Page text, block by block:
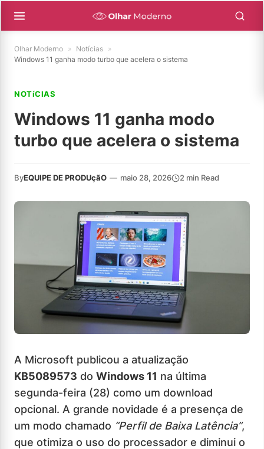
Olhar Moderno » Notícias »
Windows 11 ganha modo turbo que acelera o sistema
NOTíCIAS
Windows 11 ganha modo
turbo que acelera o sistema
ByEQUIPE DE PRODUçãO — maio 28, 2026 2 min Read
A Microsoft publicou a atualização
KB5089573 do Windows 11 na última
segunda-feira (28) como um download
opcional. A grande novidade é a presença de
um modo chamado “Perfil de Baixa Latência”,
que otimiza o uso do processador e diminui o